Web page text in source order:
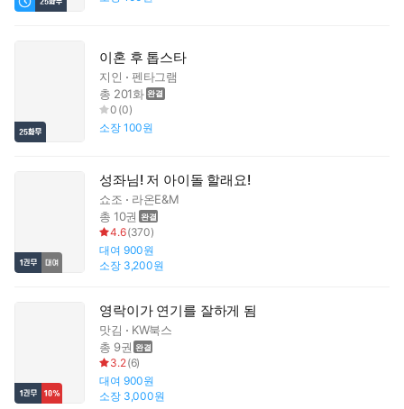
이혼 후 톱스타
지인
펜타그램
총 201화
0 (0)
소장 100원
성좌님! 저 아이돌 할래요!
쇼조
라온E&M
총 10권
4.6(370)
대여 900원
소장 3,200원
영락이가 연기를 잘하게 됨
맛김
KW북스
총 9권
3.2(6)
대여 900원
소장 3,000원